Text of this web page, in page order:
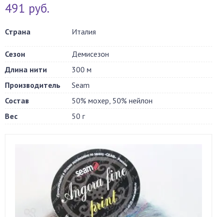
491 руб.
Страна Италия
Сезон
Демисезон
Длина нити
300 м
Производитель
Seam
Состав
50% мохер, 50% нейлон
Вес
50 г